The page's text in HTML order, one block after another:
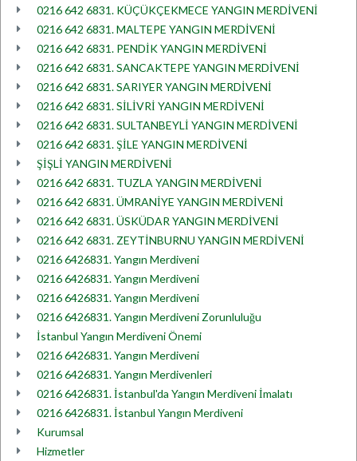
0216 642 6831. KÜÇÜKÇEKMECE YANGIN MERDİVENİ
0216 642 6831. MALTEPE YANGIN MERDİVENİ
0216 642 6831. PENDİK YANGIN MERDİVENİ
0216 642 6831. SANCAKTEPE YANGIN MERDİVENİ
0216 642 6831. SARIYER YANGIN MERDİVENİ
0216 642 6831. SİLİVRİ YANGIN MERDİVENİ
0216 642 6831. SULTANBEYLİ YANGIN MERDİVENİ
0216 642 6831. ŞİLE YANGIN MERDİVENİ
ŞİŞLİ YANGIN MERDİVENİ
0216 642 6831. TUZLA YANGIN MERDİVENİ
0216 642 6831. ÜMRANİYE YANGIN MERDİVENİ
0216 642 6831. ÜSKÜDAR YANGIN MERDİVENİ
0216 642 6831. ZEYTİNBURNU YANGIN MERDİVENİ
0216 6426831. Yangın Merdiveni
0216 6426831. Yangın Merdiveni
0216 6426831. Yangın Merdiveni
0216 6426831. Yangın Merdiveni Zorunluluğu
İstanbul Yangın Merdiveni Önemi
0216 6426831. Yangın Merdiveni
0216 6426831. Yangın Merdivenleri
0216 6426831. İstanbul'da Yangın Merdiveni İmalatı
0216 6426831. İstanbul Yangın Merdiveni
Kurumsal
Hizmetler